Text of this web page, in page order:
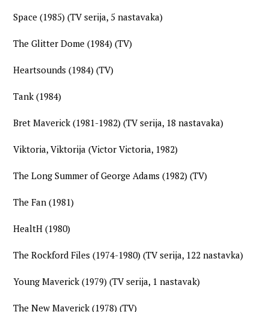
Space (1985) (TV serija, 5 nastavaka)
The Glitter Dome (1984) (TV)
Heartsounds (1984) (TV)
Tank (1984)
Bret Maverick (1981-1982) (TV serija, 18 nastavaka)
Viktoria, Viktorija (Victor Victoria, 1982)
The Long Summer of George Adams (1982) (TV)
The Fan (1981)
HealtH (1980)
The Rockford Files (1974-1980) (TV serija, 122 nastavka)
Young Maverick (1979) (TV serija, 1 nastavak)
The New Maverick (1978) (TV)